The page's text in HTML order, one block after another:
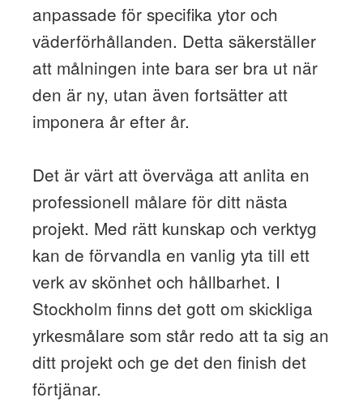
anpassade för specifika ytor och
väderförhållanden. Detta säkerställer
att målningen inte bara ser bra ut när
den är ny, utan även fortsätter att
imponera år efter år.
Det är värt att överväga att anlita en
professionell målare för ditt nästa
projekt. Med rätt kunskap och verktyg
kan de förvandla en vanlig yta till ett
verk av skönhet och hållbarhet. I
Stockholm finns det gott om skickliga
yrkesmålare som står redo att ta sig an
ditt projekt och ge det den finish det
förtjänar.